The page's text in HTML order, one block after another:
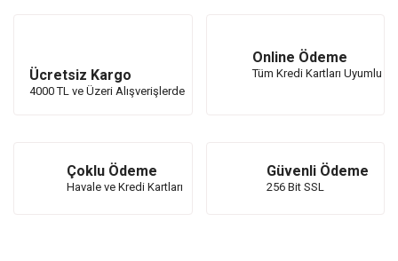
Ücretsiz Kargo
4000 TL ve Üzeri Alışverişlerde
Online Ödeme
Tüm Kredi Kartları Uyumlu
Çoklu Ödeme
Havale ve Kredi Kartları
Güvenli Ödeme
256 Bit SSL